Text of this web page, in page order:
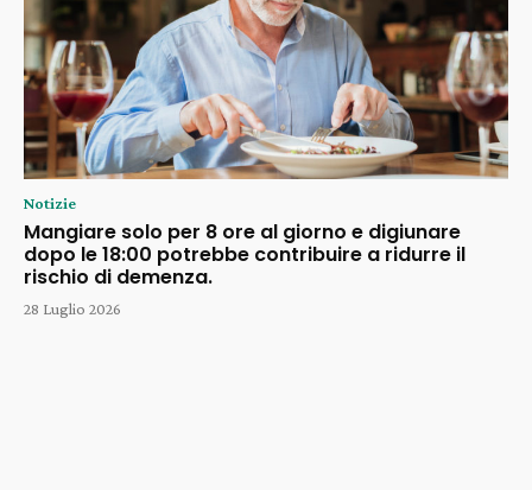
Notizie
Mangiare solo per 8 ore al giorno e digiunare
dopo le 18:00 potrebbe contribuire a ridurre il
rischio di demenza.
28 Luglio 2026